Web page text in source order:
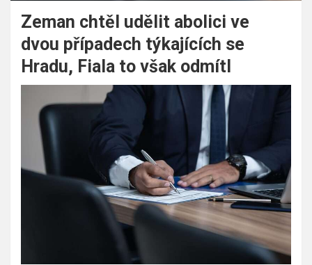
Zeman chtěl udělit abolici ve
dvou případech týkajících se
Hradu, Fiala to však odmítl